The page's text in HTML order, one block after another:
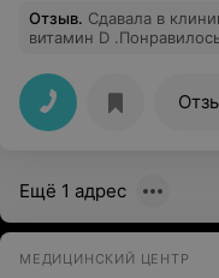
Отзыв. Сдавала в
витамин D
анализов.По
всем своим
работу.
Ещё 1 адрес
МЕДИЦИНСКИЙ ЦЕНТР